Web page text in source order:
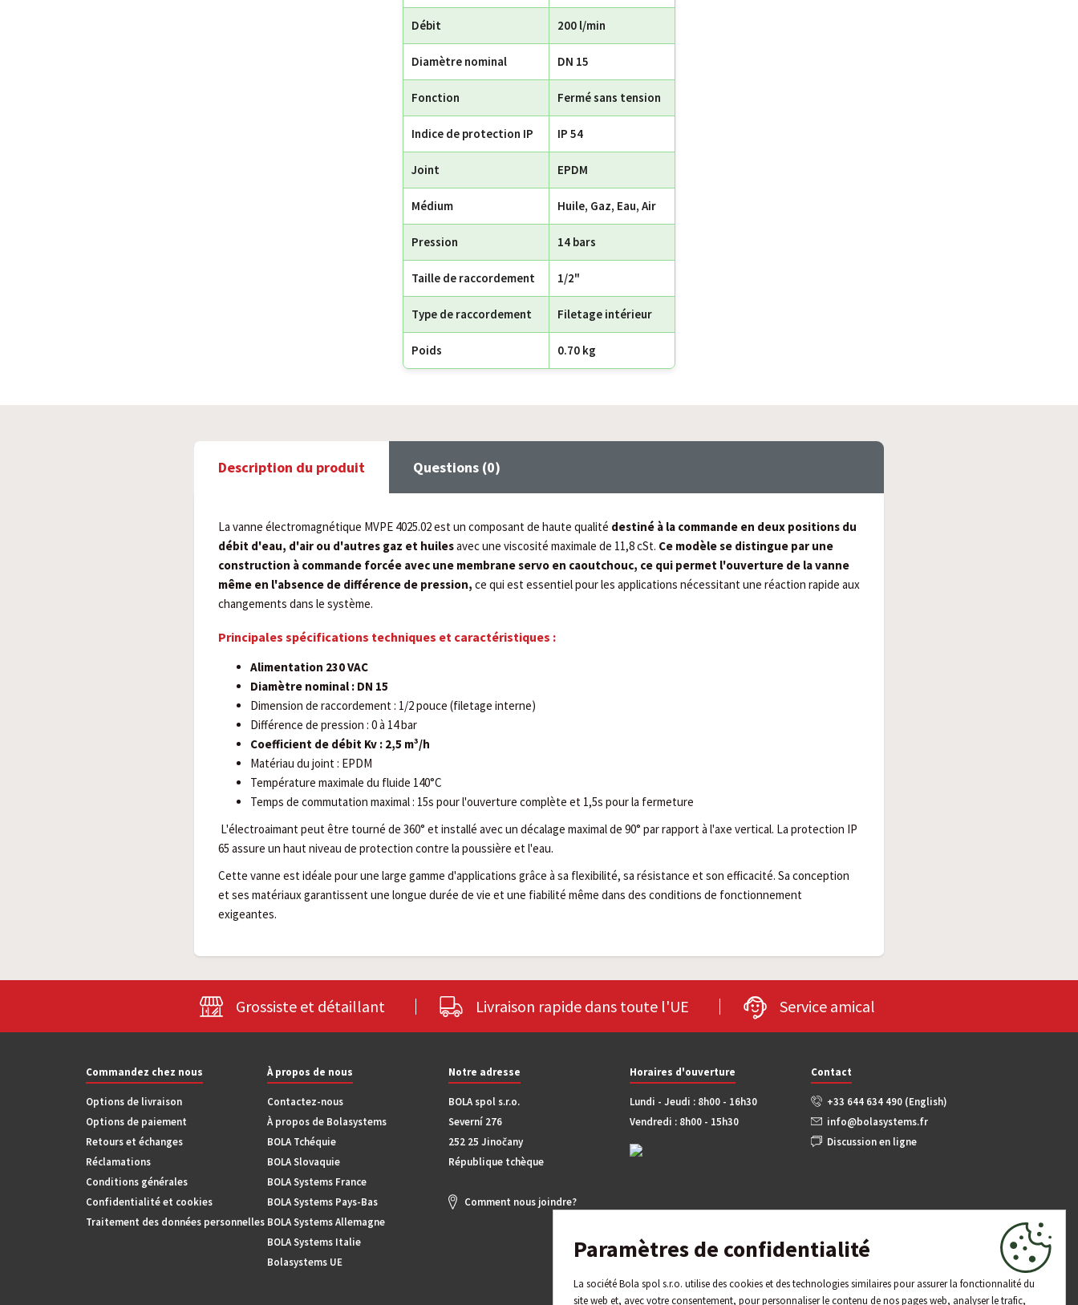
Paramètres de confidentialité
La société Bola spol s.r.o. utilise des cookies et des technologies similaires pour assurer la fonctionnalité du
site web et, avec votre consentement, pour personnaliser le contenu de nos pages web, analyser le trafic,
Débit 200 l/min
Diamètre nominal DN 15
Fonction Fermé sans tension
Indice de protection IP IP 54
Joint EPDM
Médium Huile, Gaz, Eau, Air
Pression 14 bars
Taille de raccordement 1/2"
Type de raccordement Filetage intérieur
Poids 0.70 kg
Description du produit Questions (0)
La vanne électromagnétique MVPE 4025.02 est un composant de haute qualité destiné à la commande en deux positions du
débit d'eau, d'air ou d'autres gaz et huilesavec une viscosité maximale de 11,8 cSt. Ce modèle se distingue par une
construction à commande forcée avec une membrane servo en caoutchouc, ce qui permet l'ouverture de la vanne
même en l'absence de différence de pression, ce qui est essentiel pour les applications nécessitant une réaction rapide aux
changements dans le système.
Principales spécifications techniques et caractéristiques :
Alimentation 230 VAC
Diamètre nominal : DN 15
Dimension de raccordement : 1/2 pouce (filetage interne)
Différence de pression : 0 à 14 bar
Coefficient de débit Kv : 2,5 m³/h
Matériau du joint : EPDM
Température maximale du fluide 140°C
Temps de commutation maximal : 15s pour l'ouverture complète et 1,5s pour la fermeture
L'électroaimant peut être tourné de 360° et installé avec un décalage maximal de 90° par rapport à l'axe vertical. La protection IP
65 assure un haut niveau de protection contre la poussière et l'eau.
Cette vanne est idéale pour une large gamme d'applications grâce à sa flexibilité, sa résistance et son efficacité. Sa conception
et ses matériaux garantissent une longue durée de vie et une fiabilité même dans des conditions de fonctionnement
exigeantes.
Grossiste et détaillant Livraison rapide dans toute l'UE Service amical
Commandez chez nous
Options de livraison
Options de paiement
Retours et échanges
Réclamations
Conditions générales
Confidentialité et cookies
Traitement des données personnelles
À propos de nous
Contactez-nous
À propos de Bolasystems
BOLA Tchéquie
BOLA Slovaquie
BOLA Systems France
BOLA Systems Pays-Bas
BOLA Systems Allemagne
BOLA Systems Italie
Bolasystems UE
Notre adresse
BOLA spol s.r.o.
Severní 276
252 25 Jinočany
République tchèque
Comment nous joindre?
Horaires d'ouverture
Lundi - Jeudi : 8h00 - 16h30
Vendredi : 8h00 - 15h30
Contact
+33 644 634 490 (English)
info@bolasystems.fr
Discussion en ligne